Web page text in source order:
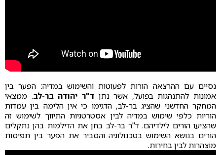
נסיים עם ההרצאה הורות לפעוטות והשימוש במדיה: הפער בין
אמונות להתנהגות בפועל, אשר נתןד"ר יהודה בר-לב. ממצאי
המחקר החדשני שהציג בר-לב, הדגימו כי אין הלימה בין עמדות
הוריות כלפי שימוש במדיה לבין אסטרטגיות התיווך לשימוש זה
שהציעו הורים לילדיהם. ד"ר בר-לב בחן את הדילמות בהן נתקלים
הורים בנושא השימוש בטכנולוגיה והסביר את הפער בין תפיסות
מוצהרות לבין בחירות.